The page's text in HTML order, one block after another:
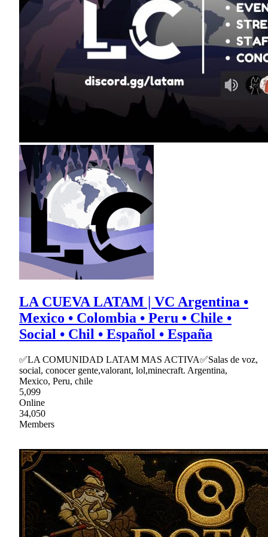
LA CUEVA LATAM | VC Argentina •
Mexico • Colombia • Peru • Chile •
Social • Chil • Español • España
✅LA COMUNIDAD LATAM MAS ACTIVA✅Salas de voz,
social, conocer gente,valorant, lol,minecraft. Argentina,
Mexico, Peru, chile
5,099
Online
34,050
Members